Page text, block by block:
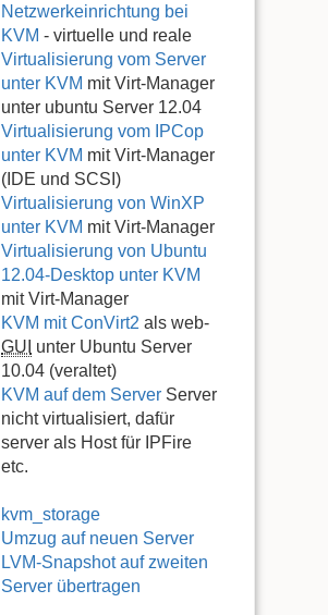
Netzwerkeinrichtung bei
KVM - virtuelle und reale
Virtualisierung vom Server
unter KVM mit Virt-Manager
unter ubuntu Server 12.04
Virtualisierung vom IPCop
unter KVM mit Virt-Manager
(IDE und SCSI)
Virtualisierung von WinXP
unter KVM mit Virt-Manager
Virtualisierung von Ubuntu
12.04-Desktop unter KVM
mit Virt-Manager
KVM mit ConVirt2 als web-
GUI unter Ubuntu Server
10.04 (veraltet)
KVM auf dem Server Server
nicht virtualisiert, dafür
server als Host für IPFire
etc.
kvm_storage
Umzug auf neuen Server
LVM-Snapshot auf zweiten
Server übertragen